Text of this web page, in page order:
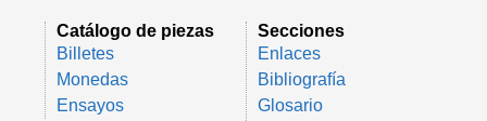
Catálogo de piezas
Billetes
Monedas
Ensayos
Secciones
Enlaces
Bibliografía
Glosario